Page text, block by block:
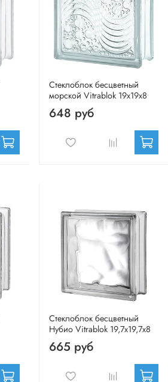
Стеклоблок бесцветный
морской Vitrablok 19х19х8
648 руб
Стеклоблок бесцветный
Нубио Vitrablok 19,7x19,7x8
665 руб